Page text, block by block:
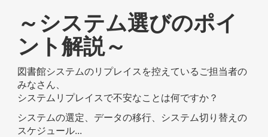
～システム選びのポイ
ント解説～
図書館システムのリプレイスを控えているご担当者の
みなさん、
システムリプレイスで不安なことは何ですか？
システムの選定、データの移行、システム切り替えの
スケジュール...